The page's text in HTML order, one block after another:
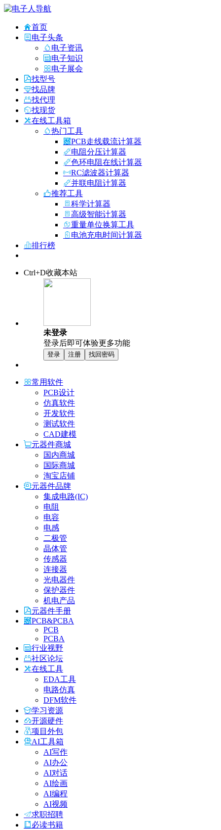
首页
电子头条
电子资讯
电子知识
电子展会
找型号
找品牌
找代理
找现货
在线工具箱
热门工具
PCB走线载流计算器
电阻分压计算器
色环电阻在线计算器
RC滤波器计算器
并联电阻计算器
推荐工具
科学计算器
高级智能计算器
重量单位换算工具
电池充电时间计算器
排行榜
Ctrl+D收藏本站
未登录
登录后即可体验更多功能
登录 注册 找回密码
常用软件
PCB设计
仿真软件
开发软件
测试软件
CAD建模
元器件商城
国内商城
国际商城
淘宝店铺
元器件品牌
集成电路(IC)
电阻
电容
电感
二极管
晶体管
传感器
连接器
光电器件
保护器件
机电产品
元器件手册
PCB&PCBA
PCB
PCBA
行业视野
社区论坛
在线工具
EDA工具
电路仿真
DFM软件
学习资源
开源硬件
项目外包
AI工具箱
AI写作
AI办公
AI对话
AI绘画
AI编程
AI视频
求职招聘
必读书籍